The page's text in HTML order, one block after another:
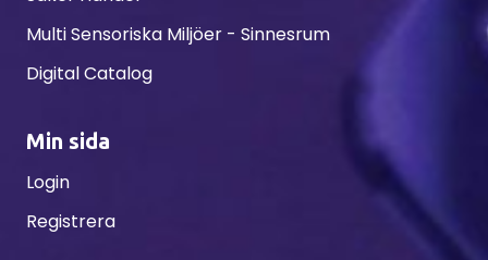
Multi Sensoriska Miljöer - Sinnesrum
Digital Catalog
Min sida
Login
Registrera